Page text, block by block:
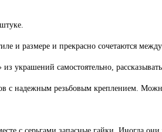
и размере и прекрасно сочетаются
из украшений самостоятельно,
с надежным резьбовым креплением.